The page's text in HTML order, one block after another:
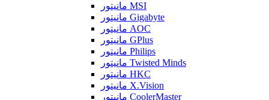
مانیتور MSI
مانیتور Gigabyte
مانیتور AOC
مانیتور GPlus
مانیتور Philips
مانیتور Twisted Minds
مانیتور HKC
مانیتور X.Vision
مانیتور CoolerMaster